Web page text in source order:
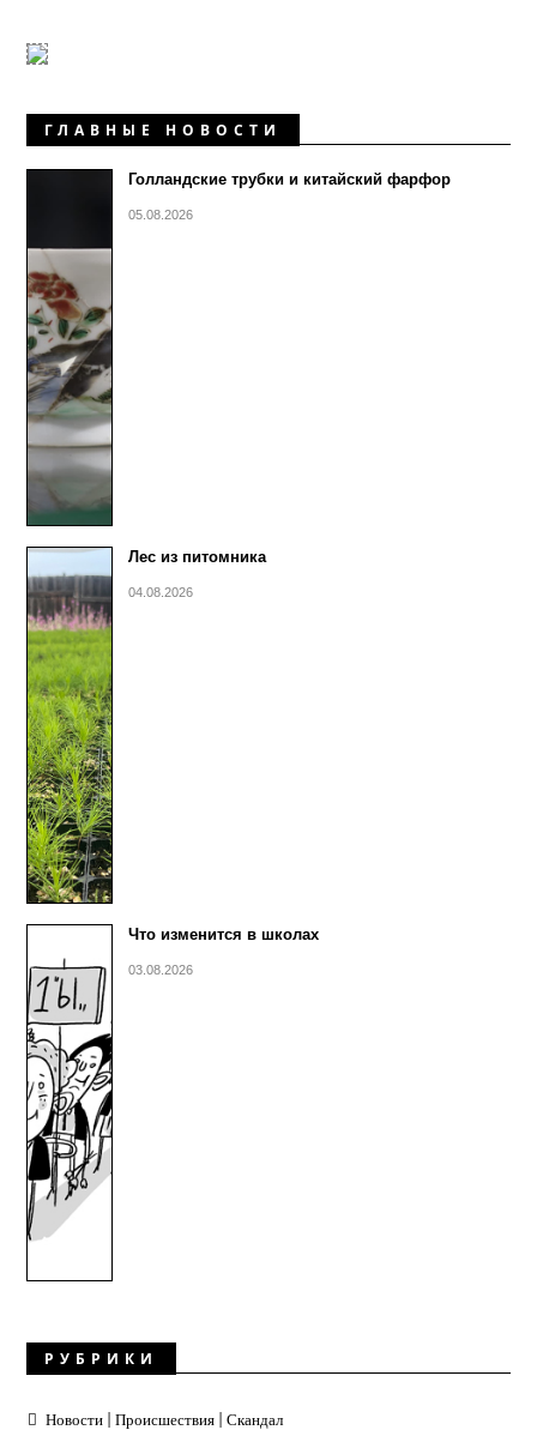
ГЛАВНЫЕ НОВОСТИ
Голландские трубки и китайский фарфор
05.08.2026
Лес из питомника
04.08.2026
Что изменится в школах
03.08.2026
РУБРИКИ
Новости | Происшествия | Скандал